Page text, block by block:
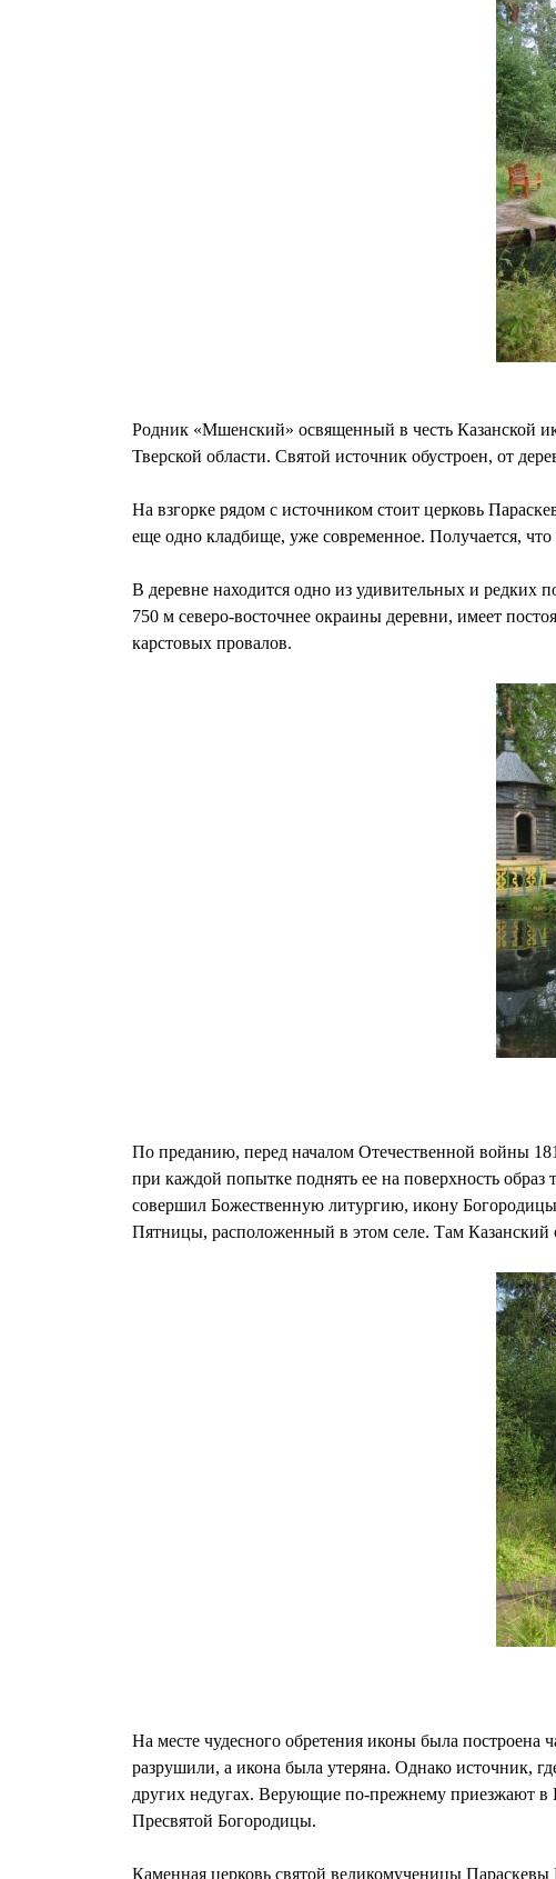
Родник «Мшенский» освященный в честь Казанской
Тверской области. Святой источник обустроен, от
На взгорке рядом с источником стоит церковь
еще одно кладбище, уже современное. Получается,
В деревне находится одно из удивительных и редких
750 м северо-восточнее окраины деревни, имеет
карстовых провалов.
По преданию, перед началом Отечественной войны
при каждой попытке поднять ее на поверхность
совершил Божественную литургию, икону
Пятницы, расположенный в этом селе. Там Казанский
На месте чудесного обретения иконы была построена
разрушили, а икона была утеряна. Однако источник,
других недугах. Верующие по-прежнему приезжают в
Пресвятой Богородицы.
Каменная церковь святой великомученицы